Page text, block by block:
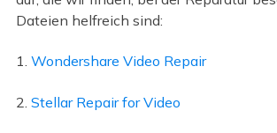
Dateien helfreich sind:
1. Wondershare Video Repair
2. Stellar Repair for Video